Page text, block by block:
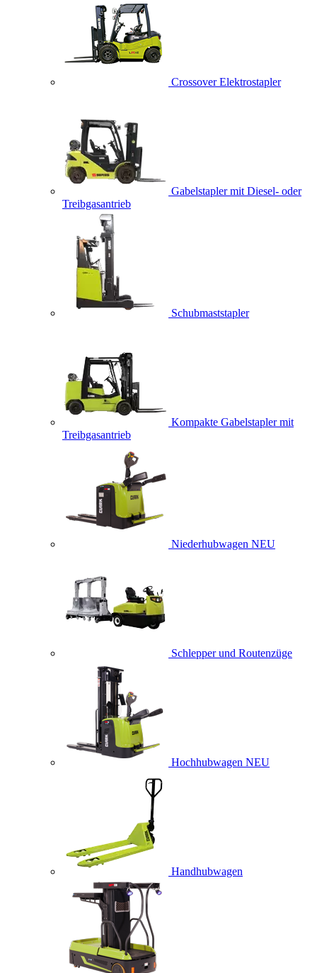
Crossover Elektrostapler
Gabelstapler mit Diesel- oder
Treibgasantrieb
Schubmaststapler
Kompakte Gabelstapler mit
Treibgasantrieb
Niederhubwagen NEU
Schlepper und Routenzüge
Hochhubwagen NEU
Handhubwagen